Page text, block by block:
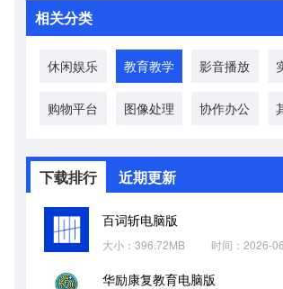
相关分类
休闲娱乐 教育教学 影音播放
购物平台 图像处理 协作办公
下载排行 近期更新
百词斩电脑版
大小：396.72MB 时间：2026-
华励康复教育电脑版